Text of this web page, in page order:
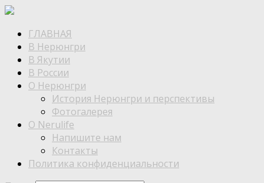
ГЛАВНАЯ
В Нерюнгри
В Якутии
В России
О Нерюнгри
История Нерюнгри и перспективы
Фотогалерея
О Nerulife
Напишите нам
Контакты
Политика конфиденциальности